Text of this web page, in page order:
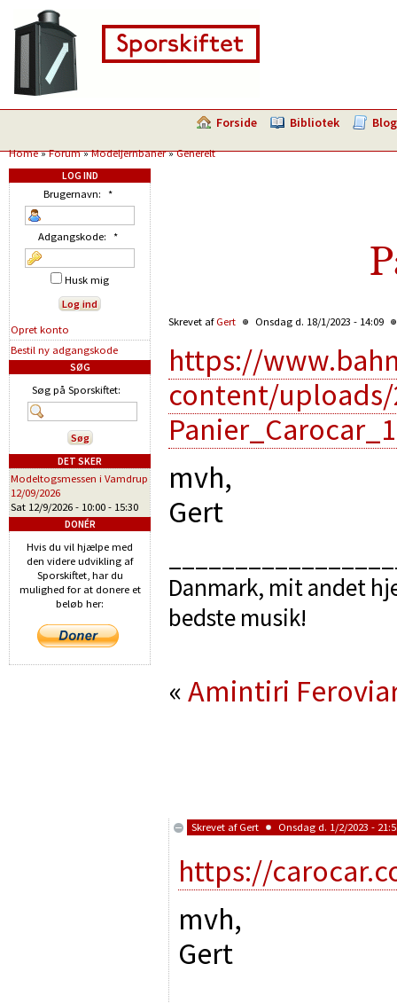
Forside Bibliotek Blog
Home»Forum»Modeljernbaner»Generelt
Skrevet af Gert Onsdag d. 18/1/2023 - 14:09
https://
content/uploads/
mvh,
Gert
Danmark, mit andet
bedste musik!
«Amintiri
Skrevet af Gert Onsdag d. 1/2/2023 -
https://
mvh,
Gert
LOG IND
Brugernavn: *
Adgangskode: *
Husk mig
Opret konto
Bestil ny adgangskode
SØG
Søg på Sporskiftet:
DET SKER
Modeltogsmessen i Vamdrup
12/09/2026
Sat 12/9/2026 - 10:00 - 15:30
DONÉR
Hvis du vil hjælpe med
den videre udvikling af
Sporskiftet, har du
mulighed for at donere et
beløb her: